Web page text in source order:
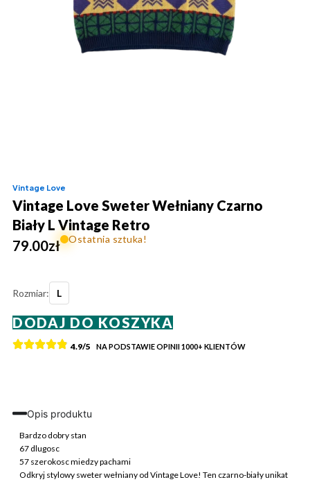
Vintage Love
Vintage Love Sweter Wełniany Czarno
Biały L Vintage Retro
79.00zł Ostatnia sztuka!
Rozmiar:
L
Vintage
Love
Sweter
Vintage
Retro
DODAJ DO KOSZYKA
4.9/5 NA PODSTAWIE OPINII1000+ KLIENTÓW
Opis produktu
Bardzo dobry stan
67 dlugosc
57 szerokosc miedzy pachami
Odkryj stylowy sweter wełniany od Vintage Love! Ten czarno-biały unikat